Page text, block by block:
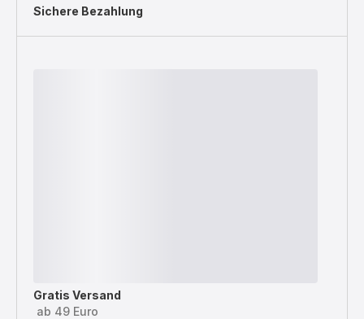
Sichere Bezahlung
Gratis Versand
ab 49 Euro